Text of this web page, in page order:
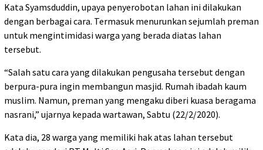
Kata Syamsduddin, upaya penyerobotan lahan ini dilakukan
dengan berbagai cara. Termasuk menurunkan sejumlah preman
untuk mengintimidasi warga yang berada diatas lahan
tersebut.
“Salah satu cara yang dilakukan pengusaha tersebut dengan
berpura-pura ingin membangun masjid. Rumah ibadah kaum
muslim. Namun, preman yang mengaku diberi kuasa beragama
nasrani,” ujarnya kepada wartawan, Sabtu (22/2/2020).
Kata dia, 28 warga yang memiliki hak atas lahan tersebut